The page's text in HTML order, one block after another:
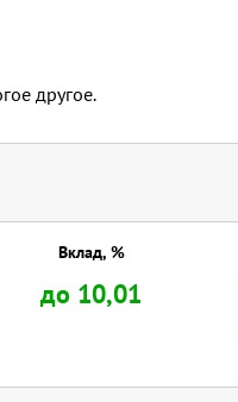
другое.
Вклад, %
до 10,01